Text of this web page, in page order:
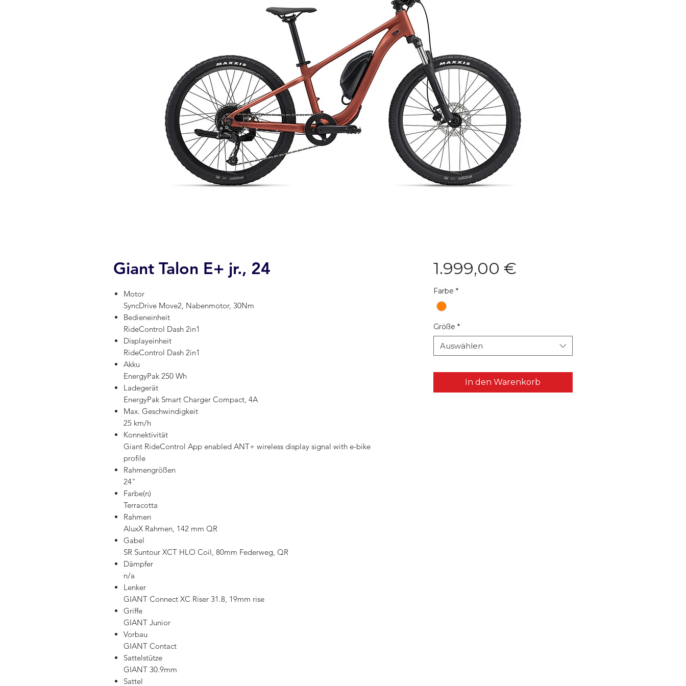
Giant Talon E+ jr., 24
Motor
SyncDrive Move2, Nabenmotor, 30Nm
Bedieneinheit
RideControl Dash 2in1
Displayeinheit
RideControl Dash 2in1
Akku
EnergyPak 250 Wh
Ladegerät
EnergyPak Smart Charger Compact, 4A
Max. Geschwindigkeit
25 km/h
Konnektivität
Giant RideControl App enabled ANT+ wireless display signal with e-bike
profile
Rahmengrößen
24"
Farbe(n)
Terracotta
Rahmen
AluxX Rahmen, 142 mm QR
Gabel
SR Suntour XCT HLO Coil, 80mm Federweg, QR
Dämpfer
n/a
Lenker
GIANT Connect XC Riser 31.8, 19mm rise
Griffe
GIANT Junior
Vorbau
GIANT Contact
Sattelstütze
GIANT 30.9mm
Sattel
1.999,00 €Preis
Farbe *
Größe *
Auswählen
In den Warenkorb